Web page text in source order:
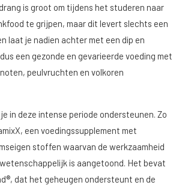
is groot om tijdens het studeren naar
te grijpen, maar dit levert slechts een
laat je nadien achter met een dip en
een gezonde en gevarieerde voeding met
peulvruchten en volkoren
in deze intense periode ondersteunen. Zo
een voedingssupplement met
stoffen waarvan de werkzaamheid
is aangetoond. Het bevat
dat het geheugen ondersteunt en de